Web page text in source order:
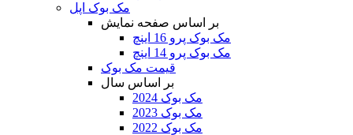
مک بوک اپل
بر اساس صفحه نمایش
مک بوک پرو 16 اینچ
مک بوک پرو 14 اینچ
قیمت مک بوک
بر اساس سال
مک بوک 2024
مک بوک 2023
مک بوک 2022